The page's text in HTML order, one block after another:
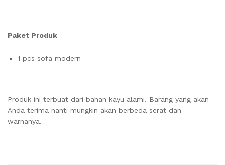
Paket Produk
1 pcs sofa modern
Produk ini terbuat dari bahan kayu alami. Barang yang akan
Anda terima nanti mungkin akan berbeda serat dan
warnanya.